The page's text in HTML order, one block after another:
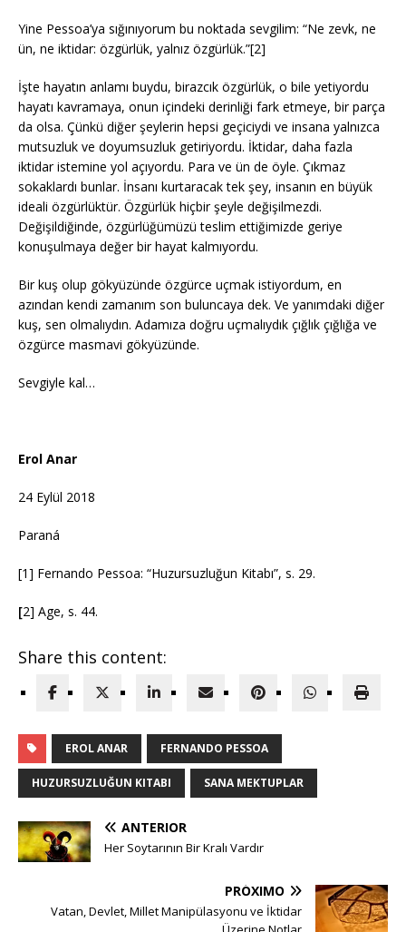
Yine Pessoa’ya sığınıyorum bu noktada sevgilim: “Ne zevk, ne
ün, ne iktidar: özgürlük, yalnız özgürlük.”[2]
İşte hayatın anlamı buydu, birazcık özgürlük, o bile yetiyordu
hayatı kavramaya, onun içindeki derinliği fark etmeye, bir parça
da olsa. Çünkü diğer şeylerin hepsi geçiciydi ve insana yalnızca
mutsuzluk ve doyumsuzluk getiriyordu. İktidar, daha fazla
iktidar istemine yol açıyordu. Para ve ün de öyle. Çıkmaz
sokaklardı bunlar. İnsanı kurtaracak tek şey, insanın en büyük
ideali özgürlüktür. Özgürlük hiçbir şeyle değişilmezdi.
Değişildiğinde, özgürlüğümüzü teslim ettiğimizde geriye
konuşulmaya değer bir hayat kalmıyordu.
Bir kuş olup gökyüzünde özgürce uçmak istiyordum, en
azından kendi zamanım son buluncaya dek. Ve yanımdaki diğer
kuş, sen olmalıydın. Adamıza doğru uçmalıydık çığlık çığlığa ve
özgürce masmavi gökyüzünde.
Sevgiyle kal…
Erol Anar
24 Eylül 2018
Paraná
[1] Fernando Pessoa: “Huzursuzluğun Kitabı”, s. 29.
[2] Age, s. 44.
Share this content:
EROL ANAR FERNANDO PESSOA
HUZURSUZLUĞUN KITABI SANA MEKTUPLAR
ANTERIOR
Her Soytarının Bir Kralı Vardır
PRÓXIMO
Vatan, Devlet, Millet Manipülasyonu ve İktidar